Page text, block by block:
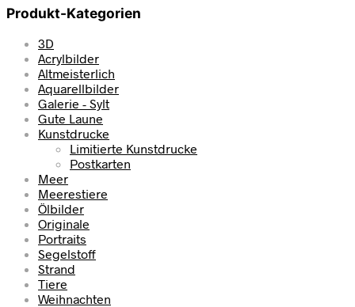
Produkt-Kategorien
3D
Acrylbilder
Altmeisterlich
Aquarellbilder
Galerie - Sylt
Gute Laune
Kunstdrucke
Limitierte Kunstdrucke
Postkarten
Meer
Meerestiere
Ölbilder
Originale
Portraits
Segelstoff
Strand
Tiere
Weihnachten